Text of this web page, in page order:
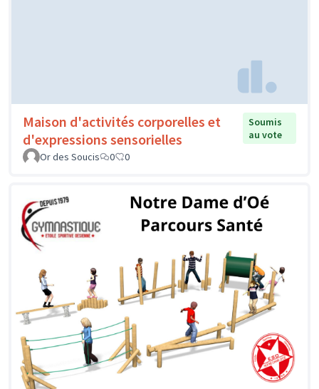
Maison d'activités corporelles et
d'expressions sensorielles
Soumis
au vote
Or des Soucis
0 0